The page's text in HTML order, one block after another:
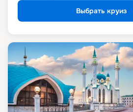
Выбрать круиз